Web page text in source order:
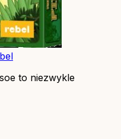
to niezwykle